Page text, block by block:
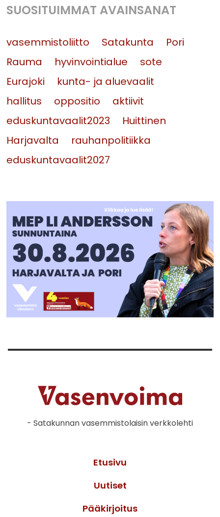
SUOSITUIMMAT AVAINSANAT
vasemmistoliitto Satakunta
Pori
Rauma
hyvinvointialue
sote
Eurajoki
kunta- ja aluevaalit
hallitus
oppositio
aktiivit
eduskuntavaalit2023
Huittinen
Harjavalta
rauhanpolitiikka
eduskuntavaalit2027
- Satakunnan vasemmistolaisin verkkolehti
Etusivu
Uutiset
Pääkirjoitus